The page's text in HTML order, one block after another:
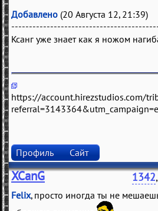
Добавлено (20 Августа 12, 21:39)
Ксанг уже знает как я ножом
https://account.hirezstudios.com/
Профиль Сайт
XCanG 1342
Felix, просто иногда ты не